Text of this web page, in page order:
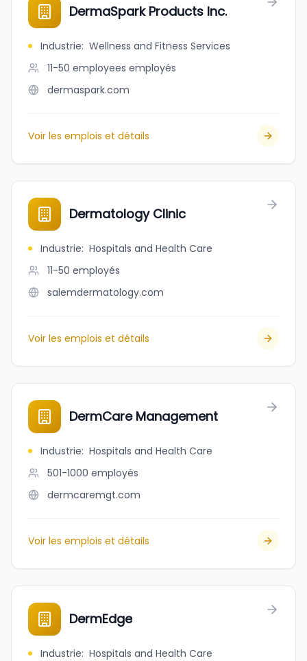
DermaSpark Products Inc.
Industrie: Wellness and Fitness Services
11-50 employees employés
dermaspark.com
Voir les emplois et détails
Dermatology Clinic
Industrie: Hospitals and Health Care
11-50 employés
salemdermatology.com
Voir les emplois et détails
DermCare Management
Industrie: Hospitals and Health Care
501-1000 employés
dermcaremgt.com
Voir les emplois et détails
DermEdge
Industrie: Hospitals and Health Care